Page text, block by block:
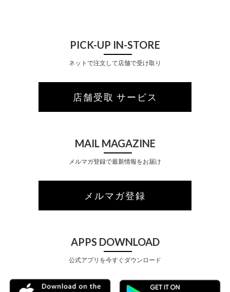
PICK-UP IN-STORE
ネットで注文して店舗で受け取り
店舗受取 サービス
MAIL MAGAZINE
メルマガ登録で最新情報をお届け
メルマガ登録
APPS DOWNLOAD
公式アプリを今すぐダウンロード